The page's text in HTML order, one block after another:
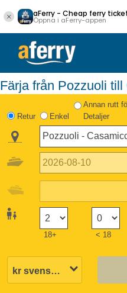
aFerry - Cheap ferry
Öppna i aFerry-appen
Färja från Pozzuoli
Retur Enkel
Annan rutt
Detaljer
18+ < 18